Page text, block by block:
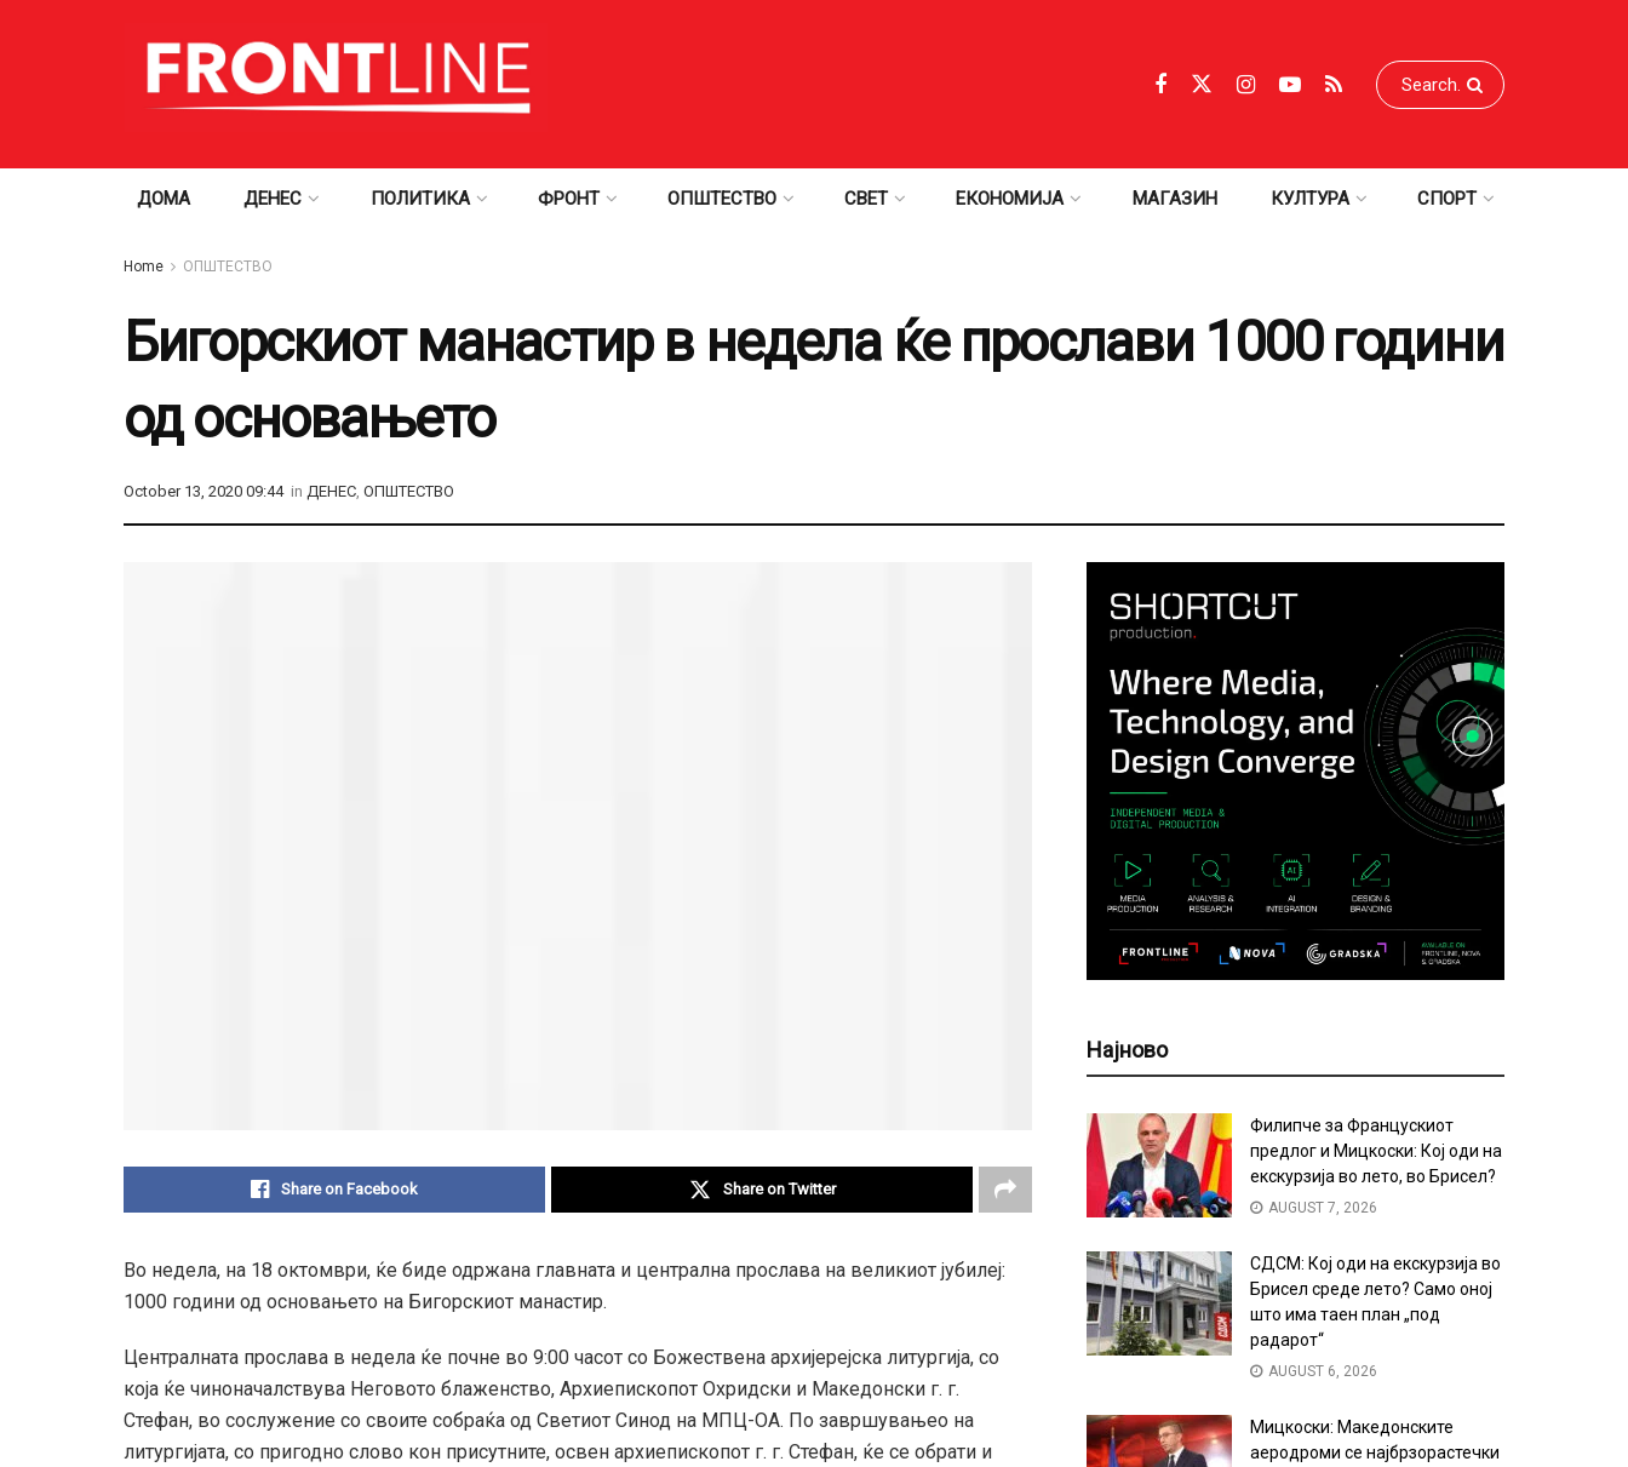
ДОМА ДЕНЕС ПОЛИТИКА ФРОНТ ОПШТЕСТВО СВЕТ ЕКОНОМИЈА МАГАЗИН КУЛТУРА СПОРТ
Home ОПШТЕСТВО
Бигорскиот манастир в недела ќе прослави 1000 години
од основањето
October 13, 2020 09:44 in ДЕНЕС, ОПШТЕСТВО
Share on Facebook Share on Twitter
Во недела, на 18 октомври, ќе биде одржана главната и централна прослава на великиот јубилеј:
1000 години од основањето на Бигорскиот манастир.
Централната прослава в недела ќе почне во 9:00 часот со Божествена архијерејска литургија, со
која ќе чиноначалствува Неговото блаженство, Архиепископот Охридски и Македонски г. г.
Стефан, во сослужение со своите собраќа од Светиот Синод на МПЦ-ОА. По завршувањео на
литургијата, со пригодно слово кон присутните, освен архиепископот г. г. Стефан, ќе се обрати и
Најново
Филипче за Францускиот
предлог и Мицкоски: Кој оди на
екскурзија во лето, во Брисел?
AUGUST 7, 2026
СДСМ: Кој оди на екскурзија во
Брисел среде лето? Само оној
што има таен план „под
радарот“
AUGUST 6, 2026
Мицкоски: Македонските
аеродроми се најбрзорастечки